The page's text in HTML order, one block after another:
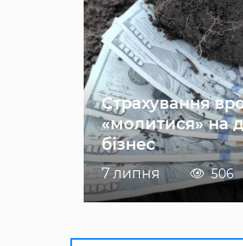
Страхування
«молитися» на
бізнес
7 липня 506